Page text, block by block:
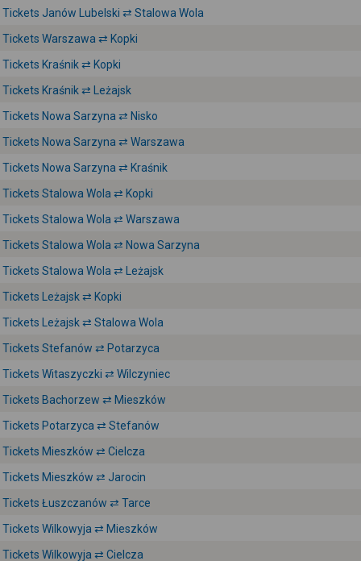
Tickets Janów Lubelski ⇄ Stalowa Wola
Tickets Warszawa ⇄ Kopki
Tickets Kraśnik ⇄ Kopki
Tickets Kraśnik ⇄ Leżajsk
Tickets Nowa Sarzyna ⇄ Nisko
Tickets Nowa Sarzyna ⇄ Warszawa
Tickets Nowa Sarzyna ⇄ Kraśnik
Tickets Stalowa Wola ⇄ Kopki
Tickets Stalowa Wola ⇄ Warszawa
Tickets Stalowa Wola ⇄ Nowa Sarzyna
Tickets Stalowa Wola ⇄ Leżajsk
Tickets Leżajsk ⇄ Kopki
Tickets Leżajsk ⇄ Stalowa Wola
Tickets Stefanów ⇄ Potarzyca
Tickets Witaszyczki ⇄ Wilczyniec
Tickets Bachorzew ⇄ Mieszków
Tickets Potarzyca ⇄ Stefanów
Tickets Mieszków ⇄ Cielcza
Tickets Mieszków ⇄ Jarocin
Tickets Łuszczanów ⇄ Tarce
Tickets Wilkowyja ⇄ Mieszków
Tickets Wilkowyja ⇄ Cielcza